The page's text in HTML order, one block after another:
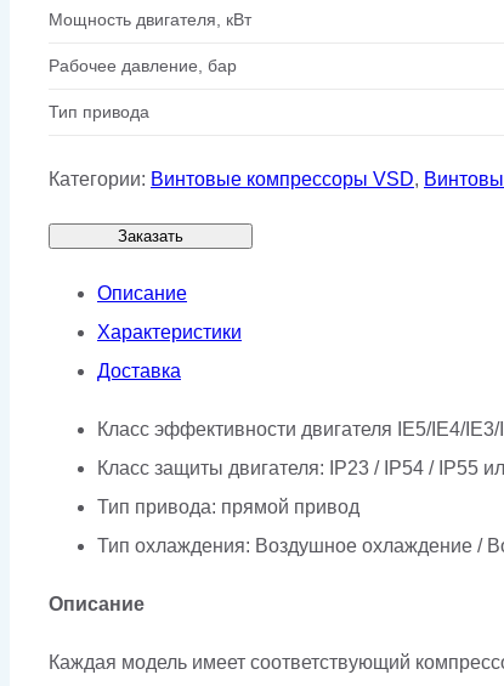
Мощность двигателя, кВт
Рабочее давление, бар
Тип привода
Категории: Винтовые компрессоры VSD,
Заказать
Описание
Характеристики
Доставка
Класс эффективности двигателя IE5/IE4/
Класс защиты двигателя: IP23 / IP54 / IP55
Тип привода: прямой привод
Тип охлаждения: Воздушное охлаждение /
Описание
Каждая модель имеет соответствующий